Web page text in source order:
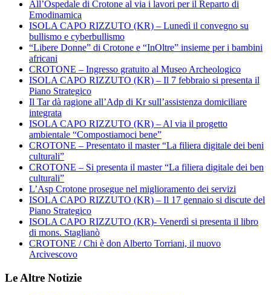
All’Ospedale di Crotone al via i lavori per il Reparto di
Emodinamica
ISOLA CAPO RIZZUTO (KR) – Lunedì il convegno su
bullismo e cyberbullismo
“Libere Donne” di Crotone e “InOltre” insieme per i bambini
africani
CROTONE – Ingresso gratuito al Museo Archeologico
ISOLA CAPO RIZZUTO (KR) – Il 7 febbraio si presenta il
Piano Strategico
Il Tar dà ragione all’Adp di Kr sull’assistenza domiciliare
integrata
ISOLA CAPO RIZZUTO (KR) – Al via il progetto
ambientale “Compostiamoci bene”
CROTONE – Presentato il master “La filiera digitale dei beni
culturali”
CROTONE – Si presenta il master “La filiera digitale dei ben
culturali”
L’Asp Crotone prosegue nel miglioramento dei servizi
ISOLA CAPO RIZZUTO (KR) – Il 17 gennaio si discute del
Piano Strategico
ISOLA CAPO RIZZUTO (KR)- Venerdì si presenta il libro
di mons. Staglianò
CROTONE / Chi è don Alberto Torriani, il nuovo
Arcivescovo
Le Altre Notizie